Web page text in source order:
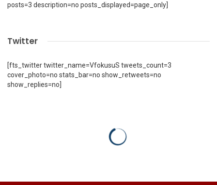
posts=3 description=no posts_displayed=page_only]
Twitter
[fts_twitter twitter_name=VfokusuS tweets_count=3
cover_photo=no stats_bar=no show_retweets=no
show_replies=no]